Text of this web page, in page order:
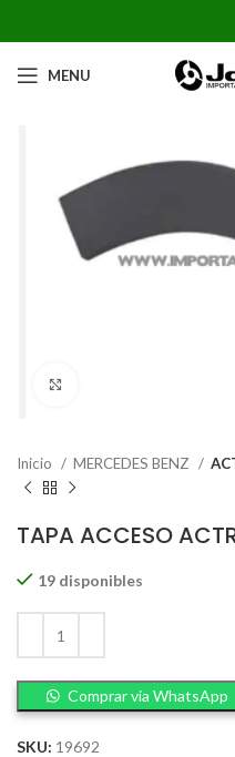
MENU
Inicio MERCEDES BENZ
TAPA ACCESO
19 disponibles
Comprar via WhatsApp
SKU: 19692